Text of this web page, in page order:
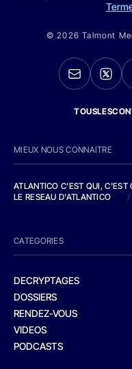
© 2026 Talmont
MIEUX NOUS CONNAITRE
ATLANTICO C'EST QUI, C'EST
LE RESEAU D'ATLANTICO
/
CATEGORIES
DECRYPTAGES
DOSSIERS
RENDEZ-VOUS
VIDEOS
PODCASTS